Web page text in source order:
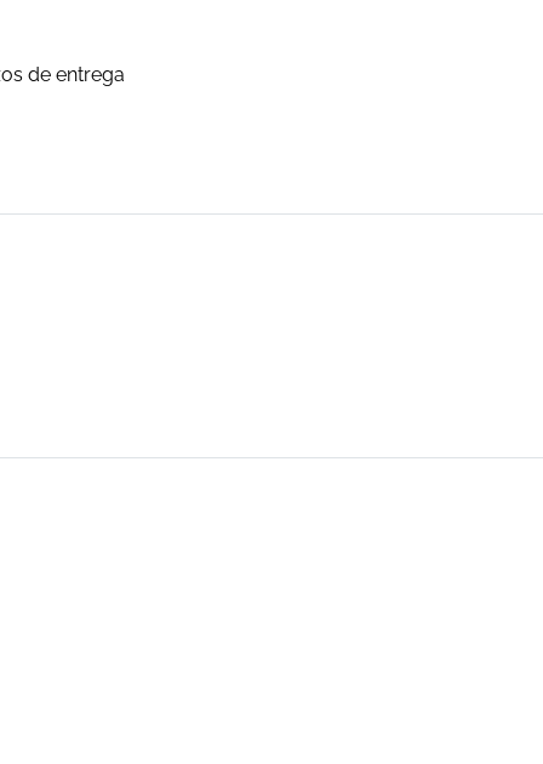
de entrega